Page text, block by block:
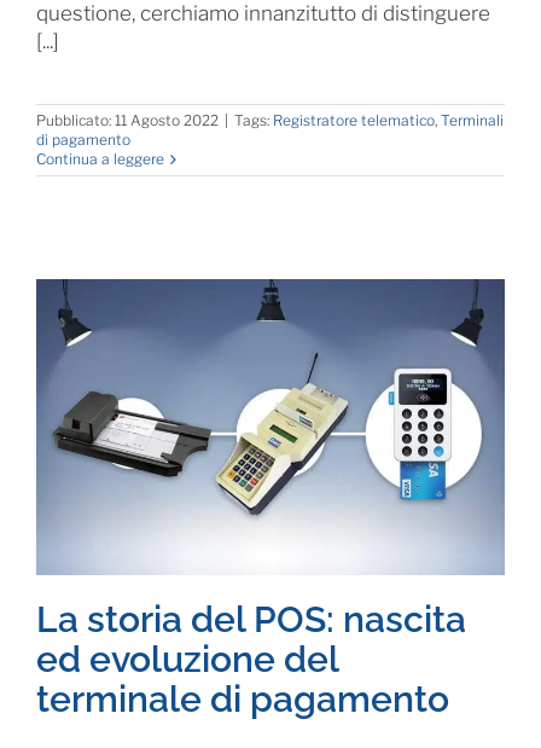
questione, cerchiamo innanzitutto di distinguere
[...]
Pubblicato: 11 Agosto 2022 Tags: Registratore telematico, Terminali
di pagamento
Continua a leggere
La storia del POS: nascita
ed evoluzione del
terminale di pagamento